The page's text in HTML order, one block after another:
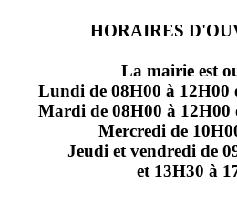
HORAIRES
La mairie est
Lundi de 08H00 à 12H00
Mardi de 08H00 à 12H00
Mercredi de
Jeudi et vendredi de
et 13H30 à